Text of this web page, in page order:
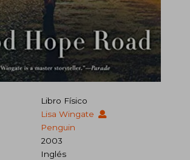
Libro Físico
Lisa Wingate
Penguin
2003
Inglés